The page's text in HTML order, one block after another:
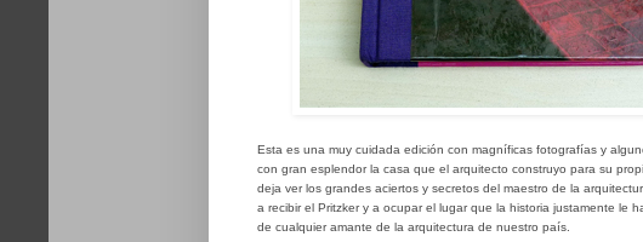
Esta es una muy cuidada edición con magníficas fotografías y
con gran esplendor la casa que el arquitecto construyo para su
deja ver los grandes aciertos y secretos del maestro de la
a recibir el Pritzker y a ocupar el lugar que la historia justamente le
de cualquier amante de la arquitectura de nuestro país.